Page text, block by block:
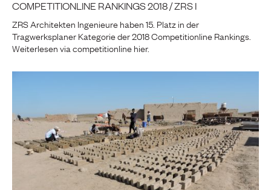
COMPETITIONLINE RANKINGS 2018 / ZRS I
ZRS Architekten Ingenieure haben 15. Platz in der
Tragwerksplaner Kategorie der 2018 Competitionline Rankings.
Weiterlesen via competitionline hier.